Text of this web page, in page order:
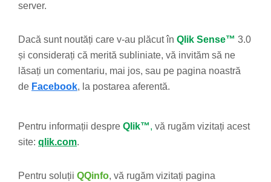
server.
Dacă sunt noutăți care v-au plăcut în Qlik Sense™ 3.0
și considerați că merită subliniate, vă invităm să ne
lăsați un comentariu, mai jos, sau pe pagina noastră
de Facebook, la postarea aferentă.
Pentru informații despre Qlik™, vă rugăm vizitați acest
site: qlik.com.
Pentru soluții QQinfo, vă rugăm vizitați pagina